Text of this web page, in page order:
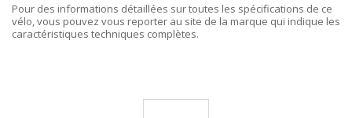
Pour des informations détaillées sur toutes les spécifications de ce
vélo, vous pouvez vous reporter au site de la marque qui indique les
caractéristiques techniques complètes.